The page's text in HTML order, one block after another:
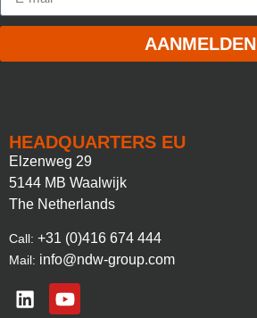
AANMELDEN
HEADQUARTERS EU
Elzenweg 29
5144 MB Waalwijk
The Netherlands
Call: +31 (0)416 674 444
Mail: info@ndw-group.com